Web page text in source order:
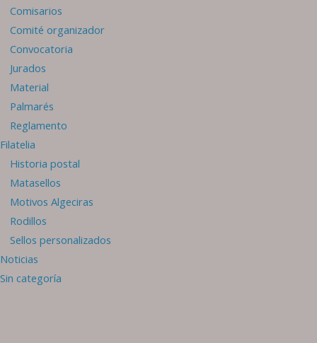
Comisarios
Comité organizador
Convocatoria
Jurados
Material
Palmarés
Reglamento
Filatelia
Historia postal
Matasellos
Motivos Algeciras
Rodillos
Sellos personalizados
Noticias
Sin categoría